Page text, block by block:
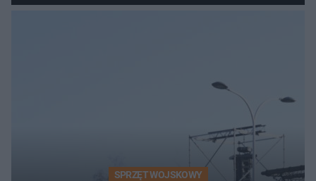
poszkodowanych, lądował
SPRZĘT WOJSKOWY